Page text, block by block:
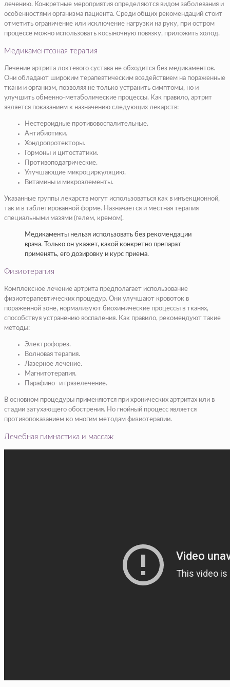
лечению. Конкретные мероприятия определяются видом заболевания и
особенностями организма пациента. Среди общих рекомендаций стоит
отметить ограничение или исключение нагрузки на руку, при остром
процессе можно использовать косыночную повязку, приложить холод.
Медикаментозная терапия
Лечение артрита локтевого сустава не обходится без медикаментов.
Они обладают широким терапевтическим воздействием на пораженные
ткани и организм, позволяя не только устранить симптомы, но и
улучшить обменно-метаболические процессы. Как правило, артрит
является показанием к назначению следующих лекарств:
Нестероидные противовоспалительные.
Антибиотики.
Хондропротекторы.
Гормоны и цитостатики.
Противоподагрические.
Улучшающие микроциркуляцию.
Витамины и микроэлементы.
Указанные группы лекарств могут использоваться как в инъекционной,
так и в таблетированной форме. Назначается и местная терапия
специальными мазями (гелем, кремом).
Медикаменты нельзя использовать без рекомендации
врача. Только он укажет, какой конкретно препарат
применять, его дозировку и курс приема.
Физиотерапия
Комплексное лечение артрита предполагает использование
физиотерапевтических процедур. Они улучшают кровоток в
пораженной зоне, нормализуют биохимические процессы в тканях,
способствуя устранению воспаления. Как правило, рекомендуют такие
методы:
Электрофорез.
Волновая терапия.
Лазерное лечение.
Магнитотерапия.
Парафино- и грязелечение.
В основном процедуры применяются при хронических артритах или в
стадии затухающего обострения. Но гнойный процесс является
противопоказанием ко многим методам физиотерапии.
Лечебная гимнастика и массаж